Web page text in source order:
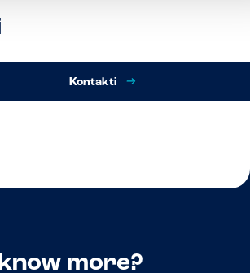
Kontakti
more?